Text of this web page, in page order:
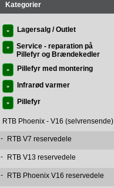
Kategorier
» Lagersalg / Outlet
»
Service - reparation på
Pillefyr og Brændekedler
» Pillefyr med montering
» Infrarød varmer
» Pillefyr
RTB Phoenix - V16 (selvrensende)
- RTB V7 reservedele
- RTB V13 reservedele
- RTB Phoenix V16 reservedele